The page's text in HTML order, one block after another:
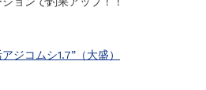
ジコムシ1.7”（大盛）